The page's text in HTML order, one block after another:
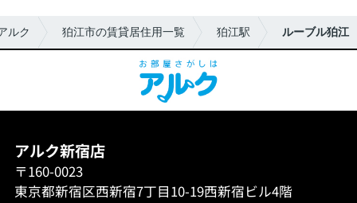
ルク 狛江市の賃貸居住用一覧 狛江駅 ルーブル狛江
アルク新宿店
〒160-0023
東京都新宿区西新宿7丁目10-19西新宿ビル4階